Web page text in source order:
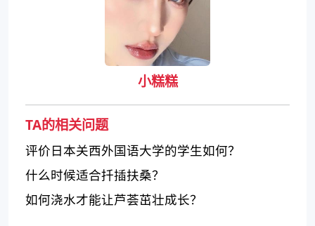
小糕糕
TA的相关问题
评价日本关西外国语大学的学生如何？
什么时候适合扦插扶桑？
如何浇水才能让芦荟茁壮成长？